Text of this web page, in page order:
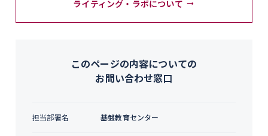
ライティング・ラボについて
このページの内容についての
お問い合わせ窓口
担当部署名 基盤教育センター